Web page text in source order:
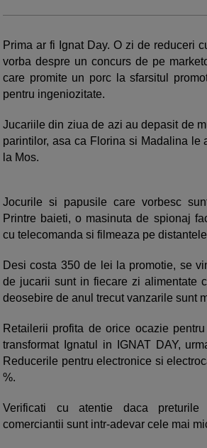
Prima ar fi Ignat Day. O zi de reduceri
vorba despre un concurs de pe
care promite un porc la sfarsitul
pentru ingeniozitate.
Jucariile din ziua de azi au depasit de
parintilor, asa ca Florina si Madalina le
la Mos.
Jocurile si papusile care vorbesc
Printre baieti, o masinuta de spionaj
cu telecomanda si filmeaza pe
Desi costa 350 de lei la promotie, se
de jucarii sunt in fiecare zi alimentate
deosebire de anul trecut vanzarile sunt
Retailerii profita de orice ocazie
transformat Ignatul in IGNAT DAY,
Reducerile pentru electronice si
%.
Verificati cu atentie daca
comerciantii sunt intr-adevar cele mai